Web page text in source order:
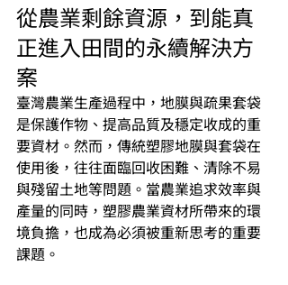
從農業剩餘資源，到能真
正進入田間的永續解決方
案
臺灣農業生產過程中，地膜與疏果套袋
是保護作物、提高品質及穩定收成的重
要資材。然而，傳統塑膠地膜與套袋在
使用後，往往面臨回收困難、清除不易
與殘留土地等問題。當農業追求效率與
產量的同時，塑膠農業資材所帶來的環
境負擔，也成為必須被重新思考的重要
課題。